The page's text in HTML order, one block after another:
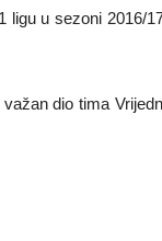
u sezoni 2016/
dio tima